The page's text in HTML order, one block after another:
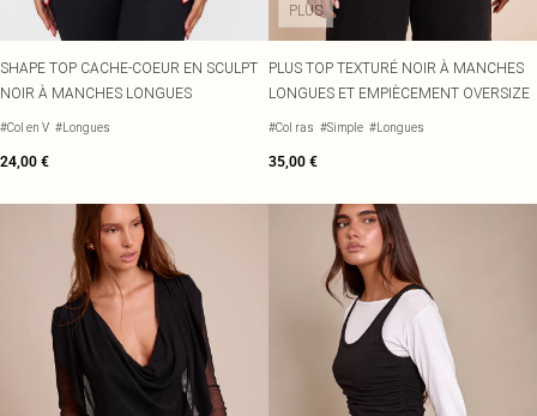
SHAPE TOP CACHE-COEUR EN SCULPT
NOIR À MANCHES LONGUES
#Col en V #Longues
24,00 €
PLUS
PLUS TOP TEXTURÉ NOIR À MANCHES
LONGUES ET EMPIÈCEMENT OVERSIZE
#Col ras #Simple #Longues
35,00 €